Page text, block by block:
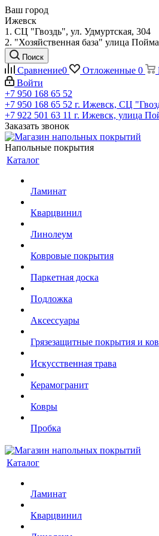
Ваш город
Ижевск
1. СЦ "Гвоздь", ул. Удмуртская, 304
2. "Хозяйственная база" улица
Поиск
Сравнение0 Отложенные 0
Войти
+7 950 168 65 52
+7 950 168 65 52 г. Ижевск, СЦ
+7 922 501 63 11 г. Ижевск, улица
Заказать звонок
Напольные покрытия
Каталог
Ламинат
Кварцвинил
Линолеум
Ковровые покрытия
Паркетная доска
Подложка
Аксессуары
Грязезащитные покрытия и
Искусственная трава
Керамогранит
Ковры
Пробка
Каталог
Ламинат
Кварцвинил